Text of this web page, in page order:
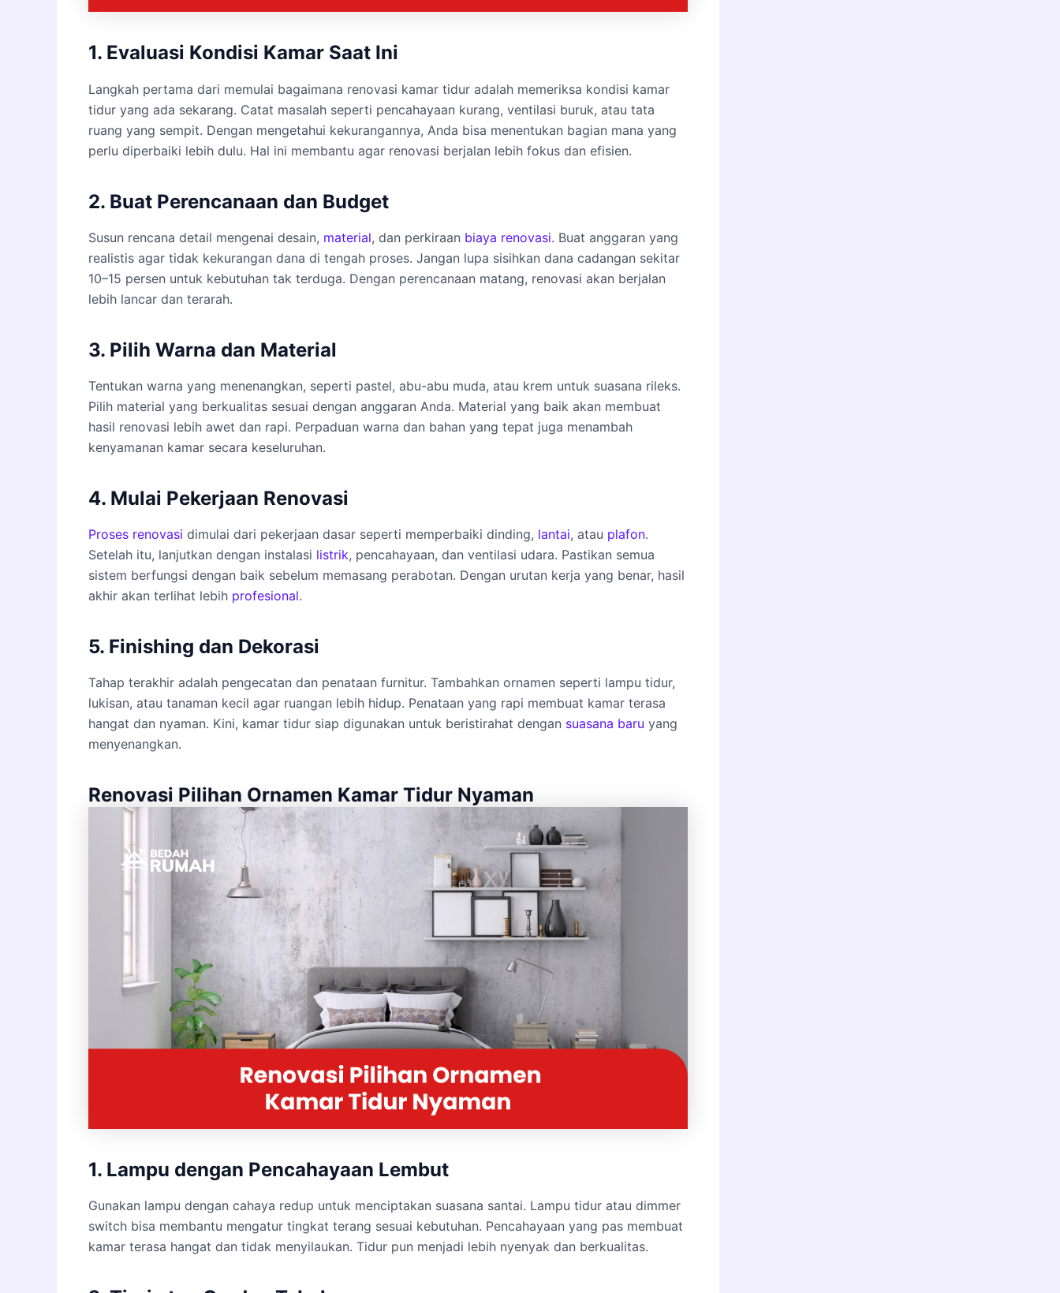
1. Evaluasi Kondisi Kamar Saat Ini
Langkah pertama dari memulai bagaimana renovasi kamar tidur adalah memeriksa kondisi kamar
tidur yang ada sekarang. Catat masalah seperti pencahayaan kurang, ventilasi buruk, atau tata
ruang yang sempit. Dengan mengetahui kekurangannya, Anda bisa menentukan bagian mana yang
perlu diperbaiki lebih dulu. Hal ini membantu agar renovasi berjalan lebih fokus dan efisien.
2. Buat Perencanaan dan Budget
Susun rencana detail mengenai desain, material, dan perkiraan biaya renovasi. Buat anggaran yang
realistis agar tidak kekurangan dana di tengah proses. Jangan lupa sisihkan dana cadangan sekitar
10–15 persen untuk kebutuhan tak terduga. Dengan perencanaan matang, renovasi akan berjalan
lebih lancar dan terarah.
3. Pilih Warna dan Material
Tentukan warna yang menenangkan, seperti pastel, abu-abu muda, atau krem untuk suasana rileks.
Pilih material yang berkualitas sesuai dengan anggaran Anda. Material yang baik akan membuat
hasil renovasi lebih awet dan rapi. Perpaduan warna dan bahan yang tepat juga menambah
kenyamanan kamar secara keseluruhan.
4. Mulai Pekerjaan Renovasi
Proses renovasi dimulai dari pekerjaan dasar seperti memperbaiki dinding, lantai, atau plafon.
Setelah itu, lanjutkan dengan instalasi listrik, pencahayaan, dan ventilasi udara. Pastikan semua
sistem berfungsi dengan baik sebelum memasang perabotan. Dengan urutan kerja yang benar, hasil
akhir akan terlihat lebih profesional.
5. Finishing dan Dekorasi
Tahap terakhir adalah pengecatan dan penataan furnitur. Tambahkan ornamen seperti lampu tidur,
lukisan, atau tanaman kecil agar ruangan lebih hidup. Penataan yang rapi membuat kamar terasa
hangat dan nyaman. Kini, kamar tidur siap digunakan untuk beristirahat dengan suasana baru yang
menyenangkan.
Renovasi Pilihan Ornamen Kamar Tidur Nyaman
1. Lampu dengan Pencahayaan Lembut
Gunakan lampu dengan cahaya redup untuk menciptakan suasana santai. Lampu tidur atau dimmer
switch bisa membantu mengatur tingkat terang sesuai kebutuhan. Pencahayaan yang pas membuat
kamar terasa hangat dan tidak menyilaukan. Tidur pun menjadi lebih nyenyak dan berkualitas.